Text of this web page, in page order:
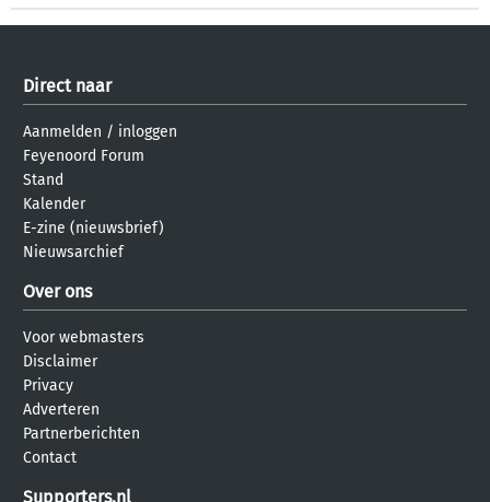
Direct naar
Aanmelden / inloggen
Feyenoord Forum
Stand
Kalender
E-zine (nieuwsbrief)
Nieuwsarchief
Over ons
Voor webmasters
Disclaimer
Privacy
Adverteren
Partnerberichten
Contact
Supporters.nl